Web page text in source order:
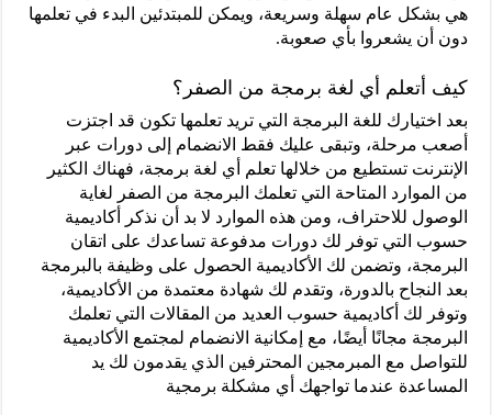
هي بشكل عام سهلة وسريعة، ويمكن للمبتدئين البدء في تعلمها
دون أن يشعروا بأي صعوبة.
كيف أتعلم أي لغة برمجة من الصفر؟
بعد اختيارك للغة البرمجة التي تريد تعلمها تكون قد اجتزت
أصعب مرحلة، وتبقى عليك فقط الانضمام إلى دورات عبر
الإنترنت تستطيع من خلالها تعلم أي لغة برمجة، فهناك الكثير
من الموارد المتاحة التي تعلمك البرمجة من الصفر لغاية
الوصول للاحتراف، ومن هذه الموارد لا بد أن نذكر أكاديمية
حسوب التي توفر لك دورات مدفوعة تساعدك على اتقان
البرمجة، وتضمن لك الأكاديمية الحصول على وظيفة بالبرمجة
بعد النجاح بالدورة، وتقدم لك شهادة معتمدة من الأكاديمية،
وتوفر لك أكاديمية حسوب العديد من المقالات التي تعلمك
البرمجة مجانًا أيضًا، مع إمكانية الانضمام لمجتمع الأكاديمية
للتواصل مع المبرمجين المحترفين الذي يقدمون لك يد
المساعدة عندما تواجهك أي مشكلة برمجية